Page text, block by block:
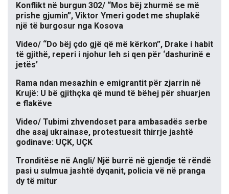
Konflikt në burgun 302/ “Mos bëj zhurmë se më
prishe gjumin”, Viktor Ymeri godet me shuplakë
një të burgosur nga Kosova
Video/ “Do bëj çdo gjë që më kërkon”, Drake i habit
të gjithë, reperi i njohur leh si qen për ‘dashurinë e
jetës’
Rama ndan mesazhin e emigrantit për zjarrin në
Krujë: U bë gjithçka që mund të bëhej për shuarjen
e flakëve
Video/ Tubimi zhvendoset para ambasadës serbe
dhe asaj ukrainase, protestuesit thirrje jashtë
godinave: UÇK, UÇK
Tronditëse në Angli/ Një burrë në gjendje të rëndë
pasi u sulmua jashtë dyqanit, policia vë në pranga
dy të mitur